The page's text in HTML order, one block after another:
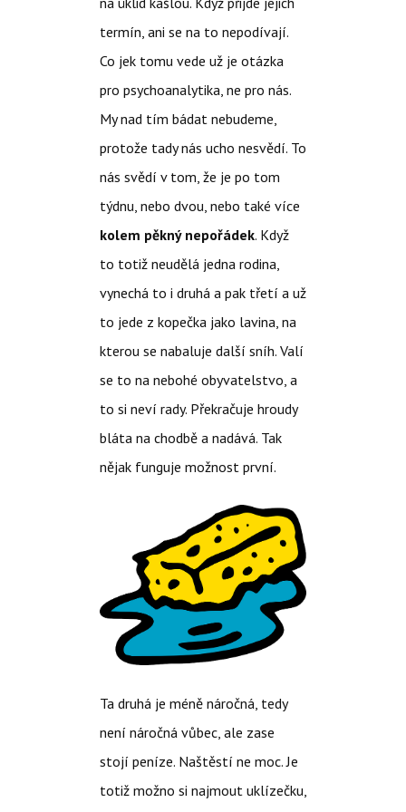
termín, ani se na to nepodívají.
Co jek tomu vede už je otázka
pro psychoanalytika, ne pro nás.
My nad tím bádat nebudeme,
protože tady nás ucho nesvědí. To
nás svědí v tom, že je po tom
týdnu, nebo dvou, nebo také více
kolem pěkný nepořádek. Když
to totiž neudělá jedna rodina,
vynechá to i druhá a pak třetí a už
to jede z kopečka jako lavina, na
kterou se nabaluje další sníh. Valí
se to na nebohé obyvatelstvo, a
to si neví rady. Překračuje hroudy
bláta na chodbě a nadává. Tak
nějak funguje možnost první.
Ta druhá je méně náročná, tedy
není náročná vůbec, ale zase
stojí peníze. Naštěstí ne moc. Je
totiž možno si najmout uklízečku,